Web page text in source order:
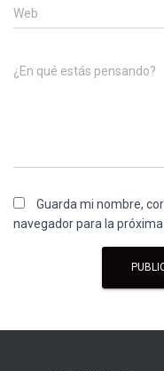
Web
¿En qué estás pensando?
Guarda mi nombre,
navegador para la